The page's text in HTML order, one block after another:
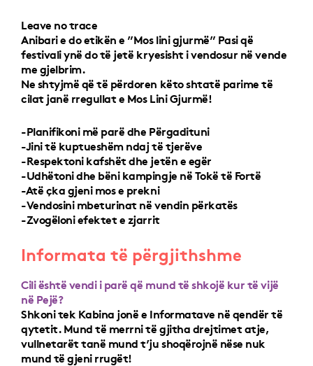
Leave no trace
Anibari e do etikën e ”Mos lini gjurmë” Pasi që
festivali ynë do të jetë kryesisht i vendosur në vende
me gjelbrim.
Ne shtyjmë që të përdoren këto shtatë parime të
cilat janë rregullat e Mos Lini Gjurmë!
-Planifikoni më parë dhe Përgadituni
-Jini të kuptueshëm ndaj të tjerëve
-Respektoni kafshët dhe jetën e egër
-Udhëtoni dhe bëni kampingje në Tokë të Fortë
-Atë çka gjeni mos e prekni
-Vendosini mbeturinat në vendin përkatës
-Zvogëloni efektet e zjarrit
Informata të përgjithshme
Cili është vendi i parë që mund të shkojë kur të vijë
në Pejë?
Shkoni tek Kabina jonë e Informatave në qendër të
qytetit. Mund të merrni të gjitha drejtimet atje,
vullnetarët tanë mund t’ju shoqërojnë nëse nuk
mund të gjeni rrugët!